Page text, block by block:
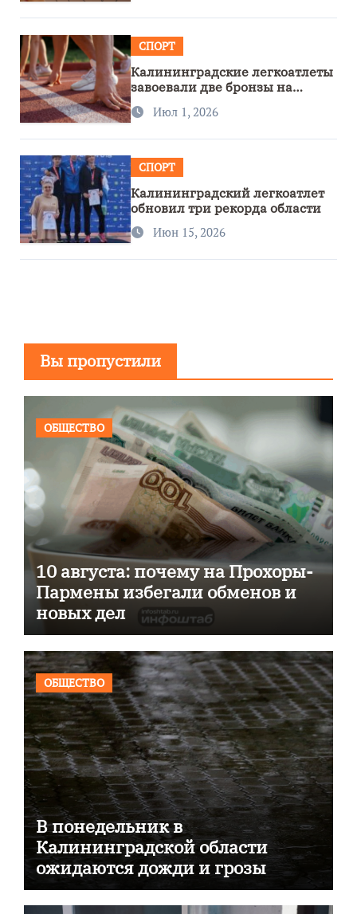
СПОРТ
Калининградские легкоатлеты
завоевали две бронзы на
первенстве России
Июл 1, 2026
СПОРТ
Калининградский легкоатлет
обновил три рекорда области
Июн 15, 2026
Вы пропустили
ОБЩЕСТВО
10 августа: почему на Прохоры-
Пармены избегали обменов и
новых дел
ОБЩЕСТВО
В понедельник в
Калининградской области
ожидаются дожди и грозы